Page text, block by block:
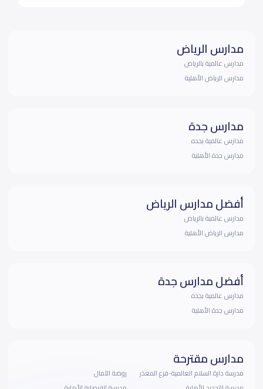
مدارس الرياض
مدارس عالمية بالرياض
مدارس الرياض الأهلية
مدارس جدة
مدارس عالمية بجده
مدارس جدة الأهلية
أفضل مدارس الرياض
مدارس عالمية بالرياض
مدارس الرياض الأهلية
أفضل مدارس جدة
مدارس عالمية بجده
مدارس جدة الأهلية
مدارس مقترحة
مدرسة دارة السلام العالمية-فرع المعذر
روضة الآمال